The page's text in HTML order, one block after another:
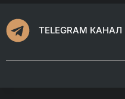
TELEGRAM КАНАЛ